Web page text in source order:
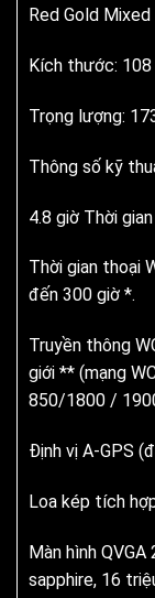
Red Gold
Kích thước:
Trọng lượng:
Thông số kỹ
4.8 giờ Thời
Thời gian thoại
đến 300 giờ *.
Truyền thông
giới ** (mạng
850/1800 /
Định vị A-GPS
Loa kép tích
Màn hình
sapphire, 16